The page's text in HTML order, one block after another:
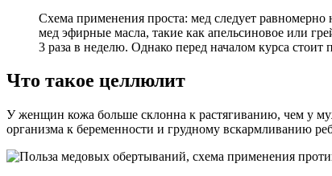
Схема применения проста: мед следует
мед эфирные масла, такие как апельсиновое или
3 раза в неделю. Однако перед началом курса
Что такое целлюлит
У женщин кожа больше склонна к растягиванию, чем у
организма к беременности и грудному вскармливанию